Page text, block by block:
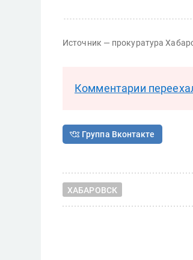
Источник — прокуратура
Комментарии
Группа Вконтакте
ХАБАРОВСК